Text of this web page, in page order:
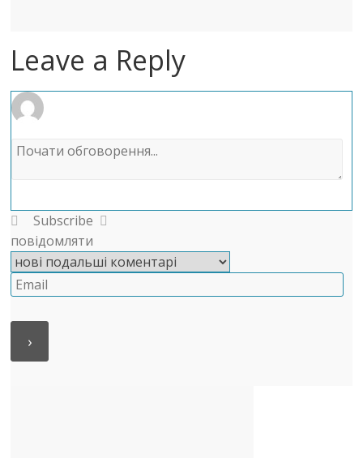
Leave a Reply
Subscribe
повідомляти